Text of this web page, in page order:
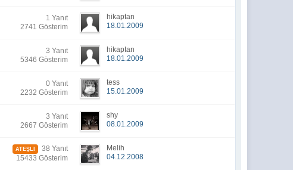
1 Yanıt
2741 Gösterim
hikaptan
18.01.2009
3 Yanıt
5346 Gösterim
hikaptan
18.01.2009
0 Yanıt
2232 Gösterim
tess
15.01.2009
3 Yanıt
2667 Gösterim
shy
08.01.2009
ATEŞLI
38 Yanıt
15433 Gösterim
Melih
04.12.2008